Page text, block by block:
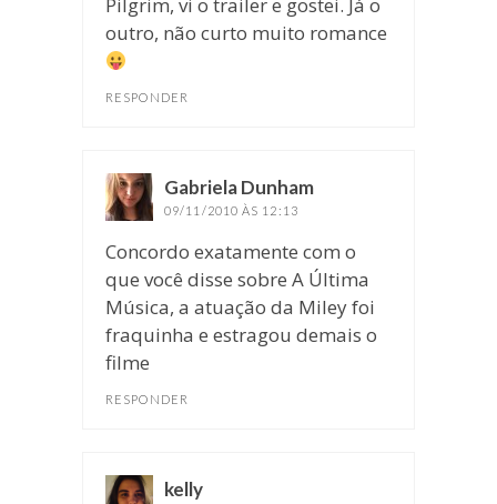
Pilgrim, vi o trailer e gostei. Já o
outro, não curto muito romance
RESPONDER
Gabriela Dunham
09/11/2010 ÀS 12:13
Concordo exatamente com o
que você disse sobre A Última
Música, a atuação da Miley foi
fraquinha e estragou demais o
filme
RESPONDER
kelly